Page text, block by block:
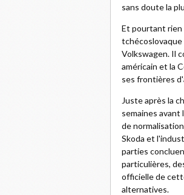
sans doute la
Et pourtant rien
tchécoslovaque
Volkswagen. Il
américain et la
ses frontières
Juste après la
semaines avant
de
Skoda et
parties
particulières,
officielle de
alternatives.